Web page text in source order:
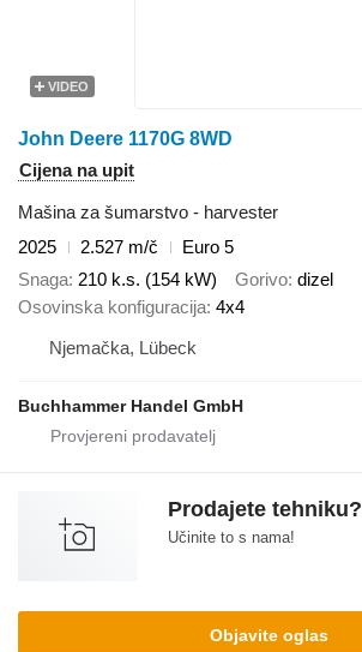
VIDEO
John Deere 1170G 8WD
Cijena na upit
Mašina za šumarstvo - harvester
2025
2.527 m/č
Euro 5
Snaga 210 k.s. (154 kW) Gorivo dizel
Osovinska konfiguracija 4x4
Njemačka, Lübeck
Buchhammer Handel GmbH
Prodajete tehniku?
Učinite to s nama!
Objavite oglas